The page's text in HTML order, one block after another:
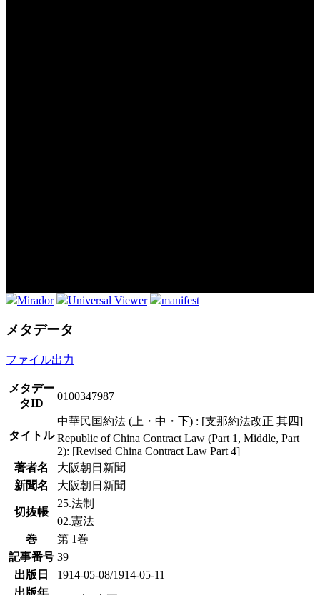
Mirador Universal Viewer manifest
メタデータ
ファイル出力
メタデー
タID
0100347987
タイトル
中華民国約法 (上・中・下) : [支那約法改正 其四]
Republic of China Contract Law (Part 1, Middle, Part
2): [Revised China Contract Law Part 4]
著者名
大阪朝日新聞
新聞名
大阪朝日新聞
切抜帳
25.法制
02.憲法
巻
第 1巻
記事番号 39
出版日
1914-05-08/1914-05-11
出版年